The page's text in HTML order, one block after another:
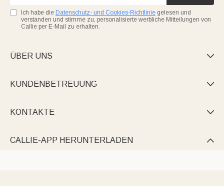
Ich habe die Datenschutz- und Cookies-Richtlinie gelesen und
verstanden und stimme zu, personalisierte werbliche Mitteilungen von
Callie per E-Mail zu erhalten.
ÜBER UNS 
KUNDENBETREUUNG 
KONTAKTE 
CALLIE-APP HERUNTERLADEN 